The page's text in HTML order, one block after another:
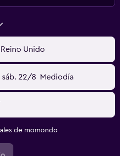
Unido
sáb. 22/8 Mediodía
de momondo